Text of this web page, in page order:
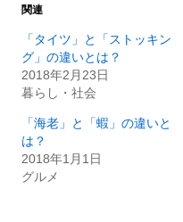
関連
「タイツ」と「ストッキン
グ」の違いとは？
2018年2月23日
暮らし・社会
「海老」と「蝦」の違いと
は？
2018年1月1日
グルメ